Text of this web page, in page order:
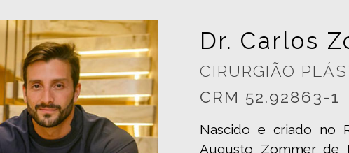
Dr. Carlos
CIRURGIÃO
CRM 52.92863-1
Nascido e criado no
Augusto Zommer de